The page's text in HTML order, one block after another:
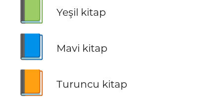
Yeşil kitap
Mavi kitap
Turuncu kitap